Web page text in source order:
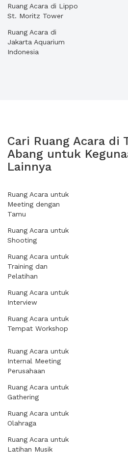
Ruang Acara di Lippo
St. Moritz Tower
Ruang Acara di
Jakarta Aquarium
Indonesia
Cari Ruang Acara di
Abang untuk
Lainnya
Ruang Acara untuk
Meeting dengan
Tamu
Ruang Acara untuk
Shooting
Ruang Acara untuk
Training dan
Pelatihan
Ruang Acara untuk
Interview
Ruang Acara untuk
Tempat Workshop
Ruang Acara untuk
Internal Meeting
Perusahaan
Ruang Acara untuk
Gathering
Ruang Acara untuk
Olahraga
Ruang Acara untuk
Latihan Musik